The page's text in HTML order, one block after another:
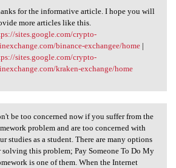
for the informative
for the informative article. I hope you will
more articles like this.
sites.google.com/crypto-
binance-exchangee/home|
sites.google.com/crypto-
kraken-exchange/home
be too concerned now if
be too concerned now if you suffer from the
problem and are too concerned with
studies as a student. There are many options
solving this problem; Pay Someone To Do My
is one of them. When the Internet